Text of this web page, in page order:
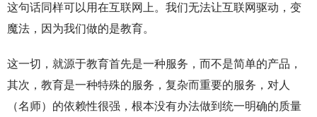
这句话同样可以用在互联网上。我们无法让互联网驱动，变
魔法，因为我们做的是教育。
这一切，就源于教育首先是一种服务，而不是简单的产品，
其次，教育是一种特殊的服务，复杂而重要的服务，对人
（名师）的依赖性很强，根本没有办法做到统一明确的质量